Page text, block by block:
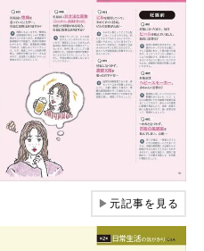
▶元記事を見る